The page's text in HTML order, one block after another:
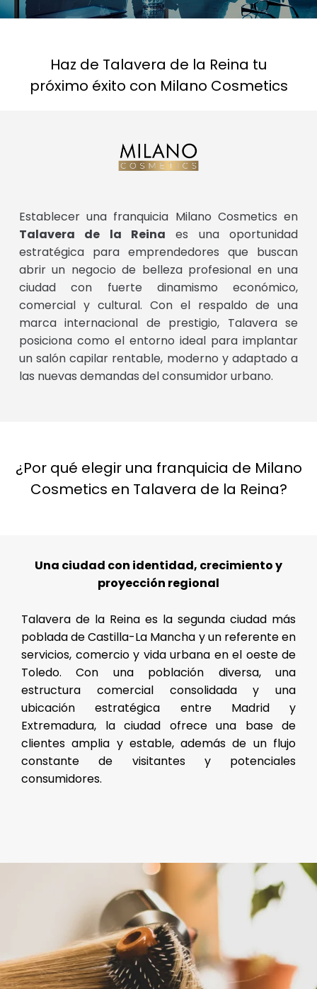
Haz de Talavera de la Reina tu
próximo éxito con Milano Cosmetics
Establecer una franquicia Milano Cosmetics en
Talavera de la Reina es una oportunidad
estratégica para emprendedores que buscan
abrir un negocio de belleza profesional en una
ciudad con fuerte dinamismo económico,
comercial y cultural. Con el respaldo de una
marca internacional de prestigio, Talavera se
posiciona como el entorno ideal para implantar
un salón capilar rentable, moderno y adaptado a
las nuevas demandas del consumidor urbano.
¿Por qué elegir una franquicia de Milano
Cosmetics en Talavera de la Reina?
Una ciudad con identidad, crecimiento y
proyección regional
Talavera de la Reina es la segunda ciudad más
poblada de Castilla-La Mancha y un referente en
servicios, comercio y vida urbana en el oeste de
Toledo. Con una población diversa, una
estructura comercial consolidada y una
ubicación estratégica entre Madrid y
Extremadura, la ciudad ofrece una base de
clientes amplia y estable, además de un flujo
constante de visitantes y potenciales
consumidores.